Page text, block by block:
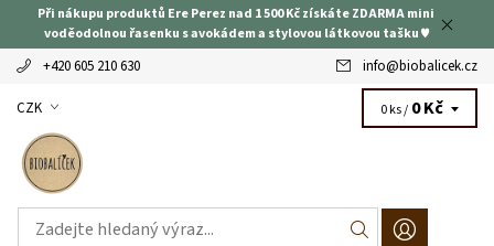
Při nákupu produktů Ere Perez nad 1 500 Kč získáte ZDARMA mini
voděodolnou řasenku s avokádem a stylovou látkovou tašku ♥
+420 605 210 630 info@biobalicek.cz
CZK 0 ks / 0 Kč